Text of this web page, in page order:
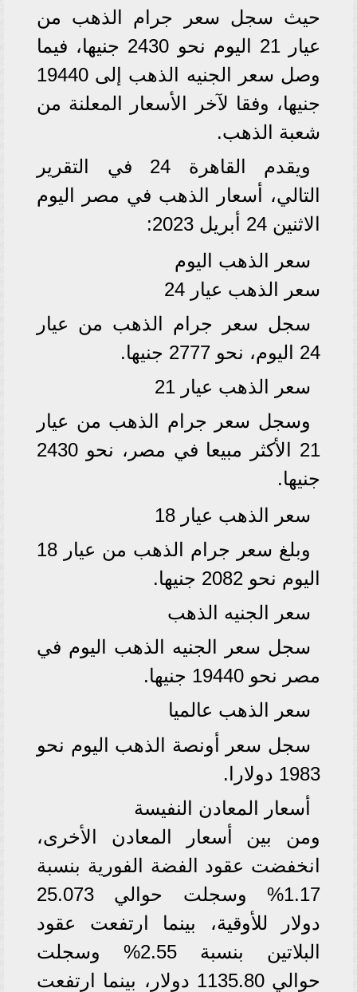
حيث سجل سعر جرام الذهب من
عيار 21 اليوم نحو 2430 جنيها، فيما
وصل سعر الجنيه الذهب إلى 19440
جنيها، وفقا لآخر الأسعار المعلنة من
شعبة الذهب.
ويقدم القاهرة 24 في التقرير
التالي، أسعار الذهب في مصر اليوم
الاثنين 24 أبريل 2023:
سعر الذهب اليوم
سعر الذهب عيار 24
سجل سعر جرام الذهب من عيار
24 اليوم، نحو 2777 جنيها.
سعر الذهب عيار 21
وسجل سعر جرام الذهب من عيار
21 الأكثر مبيعا في مصر، نحو 2430
جنيها.
سعر الذهب عيار 18
وبلغ سعر جرام الذهب من عيار 18
اليوم نحو 2082 جنيها.
سعر الجنيه الذهب
سجل سعر الجنيه الذهب اليوم في
مصر نحو 19440 جنيها.
سعر الذهب عالميا
سجل سعر أونصة الذهب اليوم نحو
1983 دولارا.
أسعار المعادن النفيسة
ومن بين أسعار المعادن الأخرى،
انخفضت عقود الفضة الفورية بنسبة
1.17% وسجلت حوالي 25.073
دولار للأوقية، بينما ارتفعت عقود
البلاتين بنسبة 2.55% وسجلت
حوالي 1135.80 دولار، بينما ارتفعت